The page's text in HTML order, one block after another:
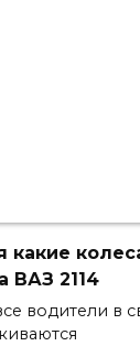
какие
ВАЗ 2114
водители в